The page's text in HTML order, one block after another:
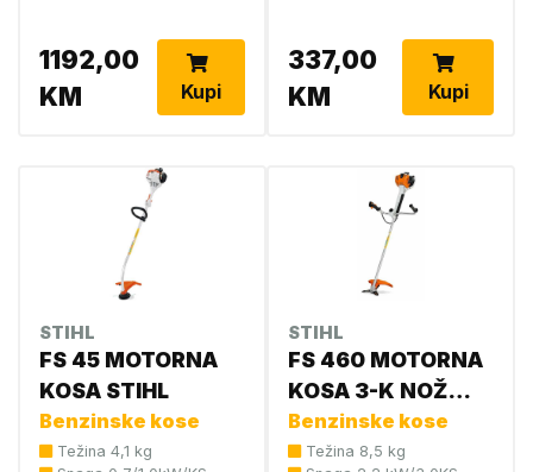
1192,00
KM
Kupi
337,00
KM
Kupi
STIHL
FS 45 MOTORNA
KOSA STIHL
Benzinske kose
Težina 4,1 kg
STIHL
FS 460 MOTORNA
KOSA 3-K NOŽ
300-3 4147 200
0431
Benzinske kose
Težina 8,5 kg